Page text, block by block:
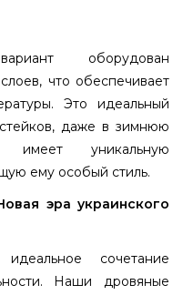
оборудован
что обеспечивает
Это идеальный
даже в зимнюю
имеет уникальную
ему особый стиль.
эра украинского
сочетание
Наши дровяные